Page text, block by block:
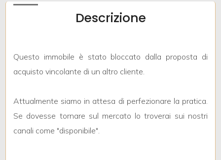
Descrizione
Questo immobile è stato bloccato dalla proposta di
acquisto vincolante di un altro cliente.
Attualmente siamo in attesa di perfezionare la pratica.
Se dovesse tornare sul mercato lo troverai sui nostri
canali come "disponibile".
minimi